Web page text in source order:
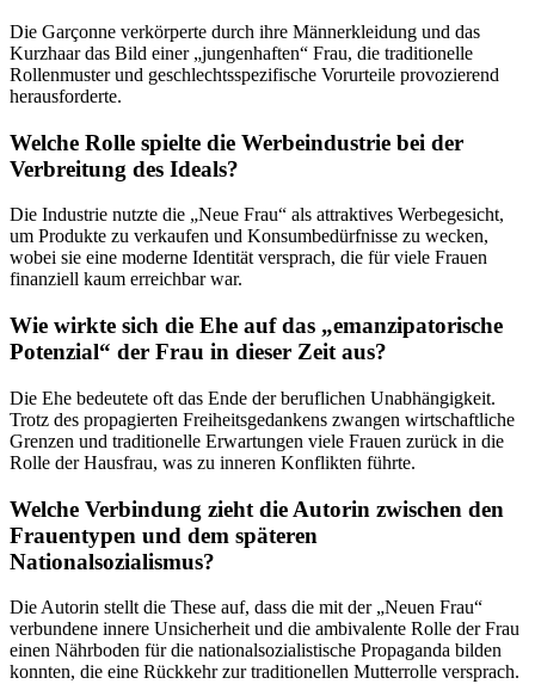
Die Garçonne verkörperte durch ihre Männerkleidung und das
Kurzhaar das Bild einer „jungenhaften“ Frau, die traditionelle
Rollenmuster und geschlechtsspezifische Vorurteile provozierend
herausforderte.
Welche Rolle spielte die Werbeindustrie bei der
Verbreitung des Ideals?
Die Industrie nutzte die „Neue Frau“ als attraktives Werbegesicht,
um Produkte zu verkaufen und Konsumbedürfnisse zu wecken,
wobei sie eine moderne Identität versprach, die für viele Frauen
finanziell kaum erreichbar war.
Wie wirkte sich die Ehe auf das „emanzipatorische
Potenzial“ der Frau in dieser Zeit aus?
Die Ehe bedeutete oft das Ende der beruflichen Unabhängigkeit.
Trotz des propagierten Freiheitsgedankens zwangen wirtschaftliche
Grenzen und traditionelle Erwartungen viele Frauen zurück in die
Rolle der Hausfrau, was zu inneren Konflikten führte.
Welche Verbindung zieht die Autorin zwischen den
Frauentypen und dem späteren
Nationalsozialismus?
Die Autorin stellt die These auf, dass die mit der „Neuen Frau“
verbundene innere Unsicherheit und die ambivalente Rolle der Frau
einen Nährboden für die nationalsozialistische Propaganda bilden
konnten, die eine Rückkehr zur traditionellen Mutterrolle versprach.